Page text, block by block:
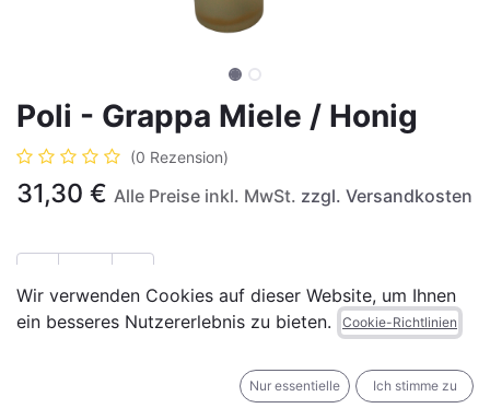
Poli - Grappa Miele / Honig
(0 Rezension)
31,30 € Alle Preise inkl. MwSt. zzgl. Versandkosten
IN DEN WARENKORB JETZT KAUFEN
Wir verwenden Cookies auf dieser Website, um Ihnen
ein besseres Nutzererlebnis zu bieten.
Cookie-Richtlinien
Nur essentielle Ich stimme zu